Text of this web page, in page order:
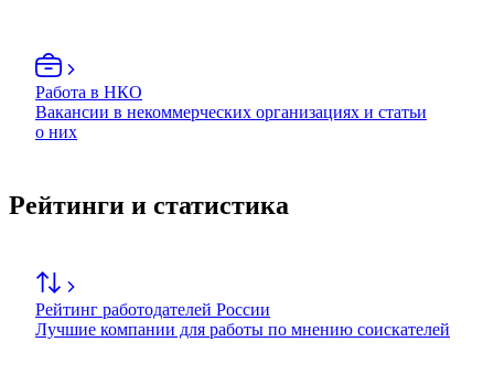
Работа в НКО
Вакансии в некоммерческих организациях и статьи
о них
Рейтинги и статистика
Рейтинг работодателей России
Лучшие компании для работы по мнению соискателей